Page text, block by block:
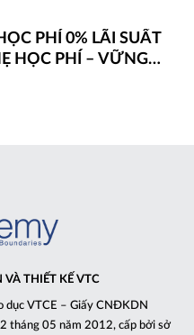
PHÍ 0% LÃI SUẤT
HỌC PHÍ – VỮNG
VÀ THIẾT KẾ VTC
dục VTCE – Giấy CNĐKDN
tháng 05 năm 2012, cấp bởi sở